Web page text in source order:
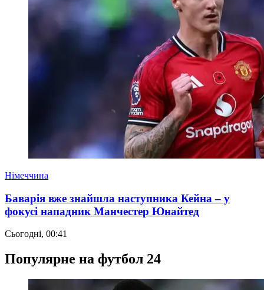
Німеччина
Баварія вже знайшла наступника Кейна – у
фокусі нападник Манчестер Юнайтед
Сьогодні, 00:41
Популярне на футбол 24